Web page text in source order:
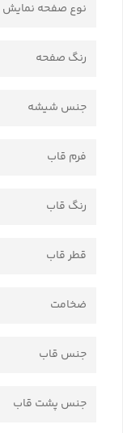
نوع صفحه نمایش
رنگ صفحه
جنس شیشه
فرم قاب
رنگ قاب
قطر قاب
ضخامت
جنس قاب
جنس پشت قاب